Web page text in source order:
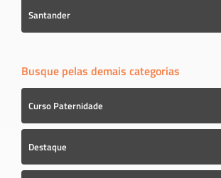
Santander
Busque pelas demais categorias
Curso Paternidade
Destaque